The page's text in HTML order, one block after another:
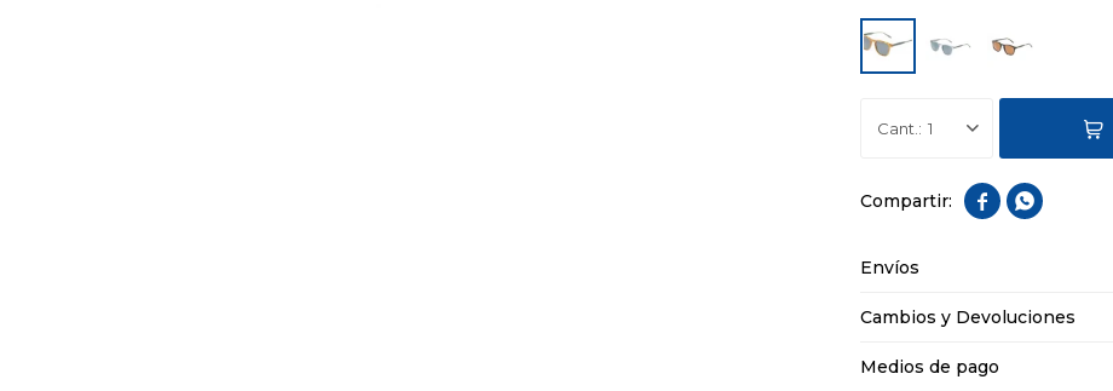
1
 
Envíos
Cambios y Devoluciones
Medios de pago